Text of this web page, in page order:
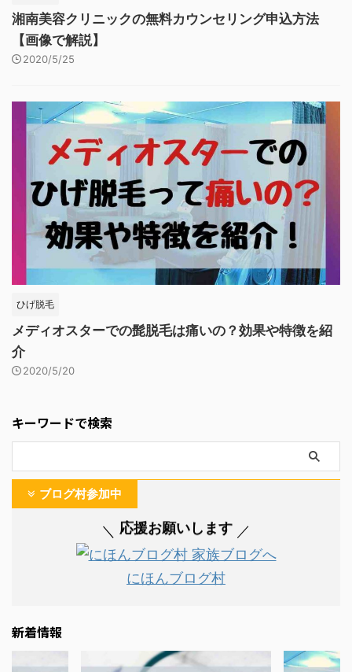
湘南美容クリニックの無料カウンセリング申込方法
【画像で解説】
2020/5/25
ひげ脱毛
メディオスターでの髭脱毛は痛いの？効果や特徴を紹
介
2020/5/20
キーワードで検索
ブログ村参加中
＼ 応援お願いします ／
にほんブログ村
新着情報